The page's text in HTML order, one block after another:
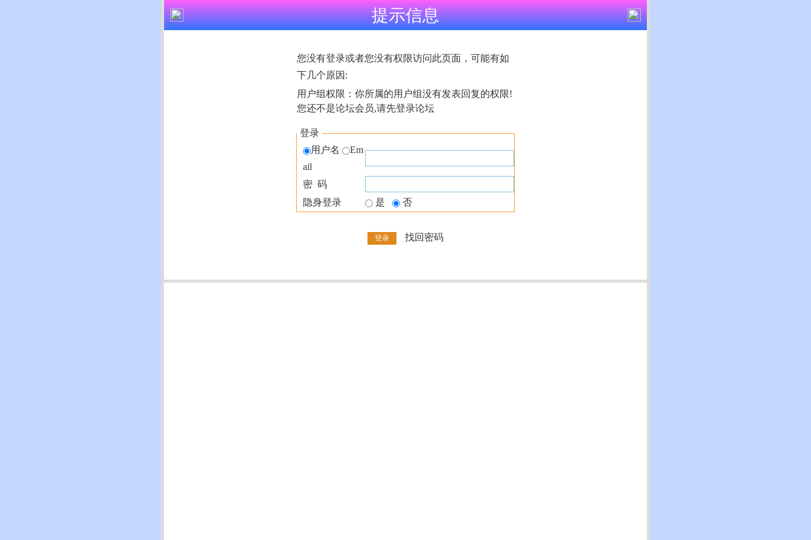
提示信息
您没有登录或者您没有权限访问此页面，可能有如
下几个原因:
用户组权限：你所属的用户组没有发表回复的权限!
您还不是论坛会员,请先登录论坛
登录
用户名
Em
ail
密 码
隐身登录
是 否
找回密码